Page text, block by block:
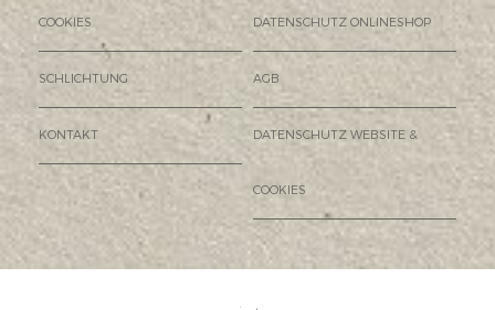
COOKIES DATENSCHUTZ ONLINESHOP
SCHLICHTUNG AGB
KONTAKT DATENSCHUTZ WEBSITE &
COOKIES